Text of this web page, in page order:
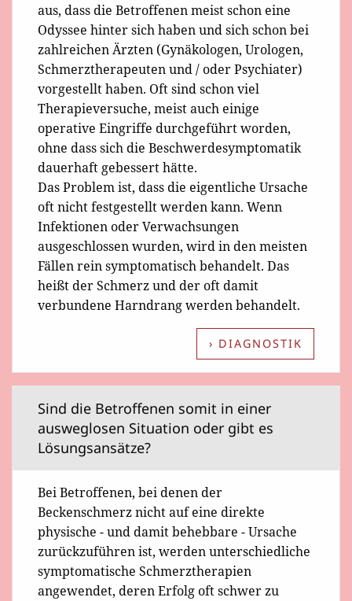
aus, dass die Betroffenen meist schon eine
Odyssee hinter sich haben und sich schon bei
zahlreichen Ärzten (Gynäkologen, Urologen,
Schmerztherapeuten und / oder Psychiater)
vorgestellt haben. Oft sind schon viel
Therapieversuche, meist auch einige
operative Eingriffe durchgeführt worden,
ohne dass sich die Beschwerdesymptomatik
dauerhaft gebessert hätte.
Das Problem ist, dass die eigentliche Ursache
oft nicht festgestellt werden kann. Wenn
Infektionen oder Verwachsungen
ausgeschlossen wurden, wird in den meisten
Fällen rein symptomatisch behandelt. Das
heißt der Schmerz und der oft damit
verbundene Harndrang werden behandelt.
› DIAGNOSTIK
Sind die Betroffenen somit in einer
ausweglosen Situation oder gibt es
Lösungsansätze?
Bei Betroffenen, bei denen der
Beckenschmerz nicht auf eine direkte
physische - und damit behebbare - Ursache
zurückzuführen ist, werden unterschiedliche
symptomatische Schmerztherapien
angewendet, deren Erfolg oft schwer zu